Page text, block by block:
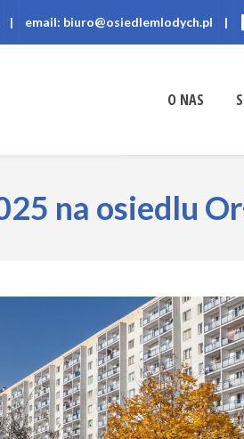
| email: biuro@osiedlemlodych.pl |
O NAS
na osiedlu